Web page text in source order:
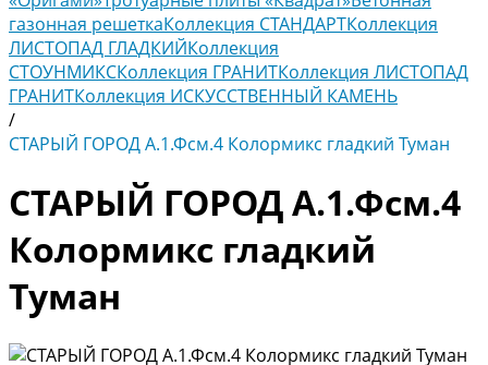
газонная решеткаКоллекция СТАНДАРТКоллекция
ЛИСТОПАД ГЛАДКИЙКоллекция
СТОУНМИКСКоллекция ГРАНИТКоллекция ЛИСТОПАД
ГРАНИТКоллекция ИСКУССТВЕННЫЙ КАМЕНЬ
/
СТАРЫЙ ГОРОД А.1.Фсм.4 Колормикс гладкий Туман
СТАРЫЙ ГОРОД А.1.Фсм.4
Колормикс гладкий
Туман